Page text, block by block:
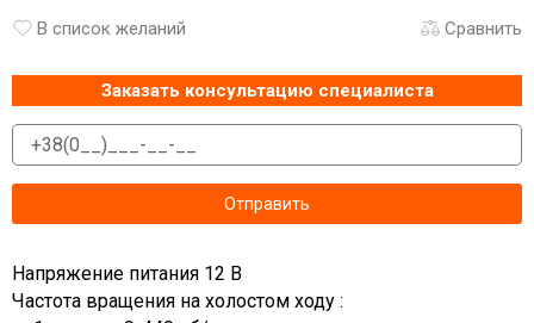
В список желаний Сравнить
Заказать консультацию специалиста
Напряжение питания 12 В
Частота вращения на холостом ходу :